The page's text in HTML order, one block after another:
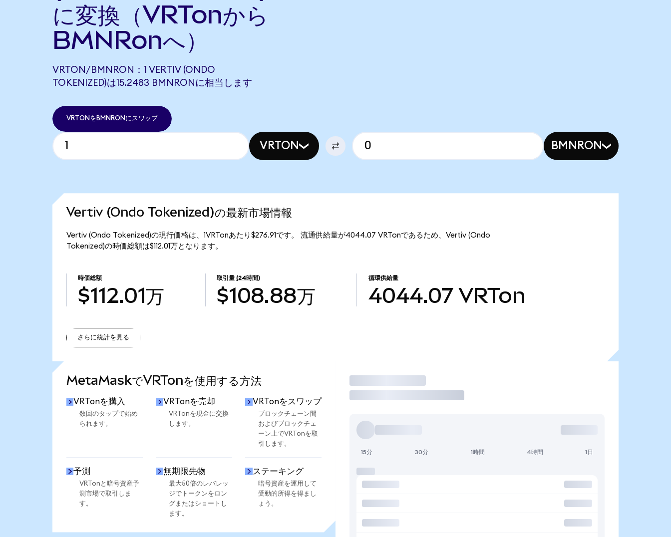
に変換（VRTonから
BMNRonへ）
VRTON/BMNRON：1 VERTIV (ONDO
TOKENIZED)は15.2483 BMNRONに相当します
VRTONをBMNRONにスワップ
VRTON BMNRON
Vertiv (Ondo Tokenized)の最新市場情報
Vertiv (Ondo Tokenized)の現行価格は、1VRTonあたり$276.91です。 流通供給量が4044.07 VRTonであるため、Vertiv (Ondo
Tokenized)の時価総額は$112.01万となります。
時価総額
$112.01万
取引量 (24時間)
$108.88万
循環供給量
4044.07 VRTon
さらに統計を見る
MetaMaskでVRTonを使用する方法
VRTonを購入
数回のタップで始め
られます。
VRTonを売却
VRTonを現金に交換
します。
VRTonをスワップ
ブロックチェーン間
およびブロックチェ
ーン上でVRTonを取
引します。
予測
VRTonと暗号資産予
測市場で取引しま
す。
無期限先物
最大50倍のレバレッ
ジでトークンをロン
グまたはショートし
ます。
ステーキング
暗号資産を運用して
受動的所得を得まし
ょう。
取引
15分 30分 1時間 4時間 1日